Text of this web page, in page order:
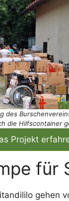
des
die Hilfscontainer
Projekt
für
gehen